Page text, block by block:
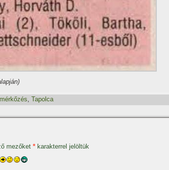
, Tapolca
mezőket * karakterrel jelöltük